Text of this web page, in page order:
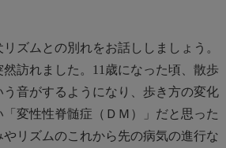
ズムとの別れをお話ししましょう。
然訪れました。11歳になった頃、散歩
音がするようになり、歩き方の変化
変性性脊髄症（ＤＭ）」だと思った
リズムのこれから先の病気の進行な